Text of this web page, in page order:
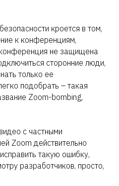
кроется в том,
к конференциям,
не защищена
сторонние люди,
только ее
подобрать – такая
Zoom-bombing,
с частными
Zoom действительно
такую ошибку,
разработчиков, просто,